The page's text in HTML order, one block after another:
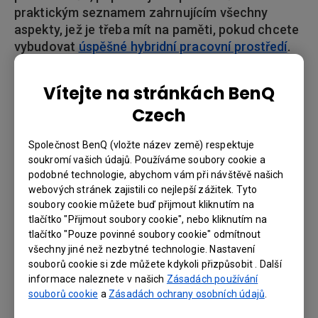
Vítejte na stránkách BenQ
Czech
Společnost BenQ (vložte název země) respektuje
soukromí vašich údajů. Používáme soubory cookie a
podobné technologie, abychom vám při návštěvě našich
webových stránek zajistili co nejlepší zážitek. Tyto
soubory cookie můžete buď přijmout kliknutím na
tlačítko "Přijmout soubory cookie", nebo kliknutím na
tlačítko "Pouze povinné soubory cookie" odmítnout
všechny jiné než nezbytné technologie. Nastavení
souborů cookie si zde můžete kdykoli přizpůsobit . Další
informace naleznete v našich Zásadách používání
souborů cookie a Zásadách ochrany osobních údajů
praktickým seznamem zahrnujícím všechny
aspekty, jež je třeba mít na paměti, pokud chcete
vybudovat úspěšné hybridní pracovní prostředí.
Dalším užitečným krokem je prohlédnout si
spolupráci vhodných pro potřeby vaší
společnosti. Abychom měli kompletní informace,
protože některý je vybaven integrovanými
funkcemi pro videokonference, zatímco jiný
vyžaduje použití ještě dalších zařízení.
Pokud je vaším cílem přímá spolupráce s kolegy
bez ohledu na to, kde se nacházejí, nemůžete
udělat chybu s displejemBenQ DuoBoard